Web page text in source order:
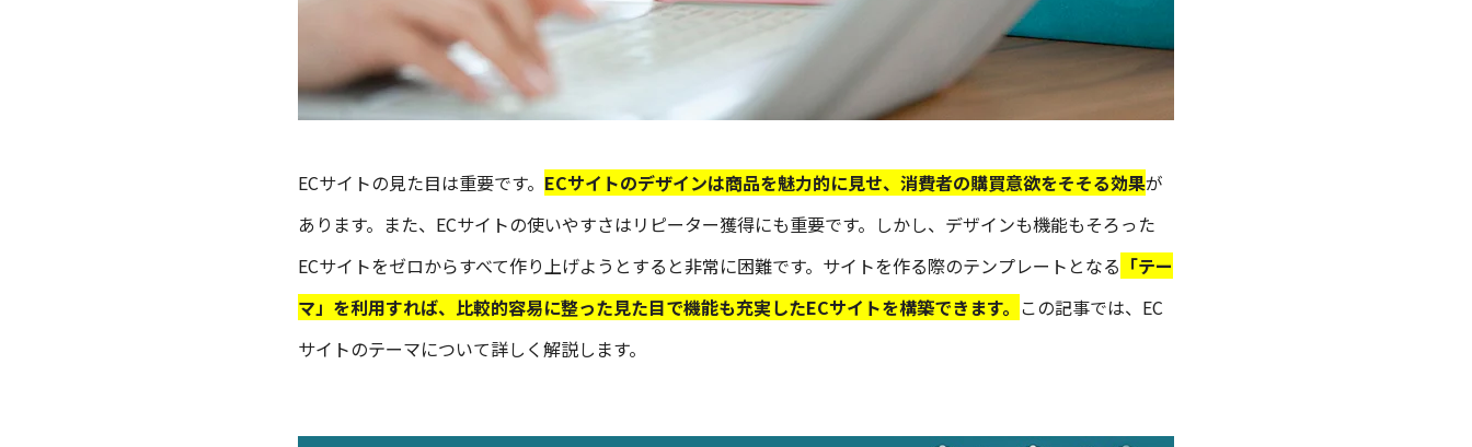
ECサイトの見た目は重要です。 ECサイトのデザインは商品を魅力的に見せ、消費者の購買意欲をそそる効果が
あります。また、ECサイトの使いやすさはリピーター獲得にも重要です。しかし、デザインも機能もそろった
ECサイトをゼロからすべて作り上げようとすると非常に困難です。サイトを作る際のテンプレートとなる 「テー
マ」を利用すれば、比較的容易に整った見た目で機能も充実したECサイトを構築できます。 この記事では、EC
サイトのテーマについて詳しく解説します。